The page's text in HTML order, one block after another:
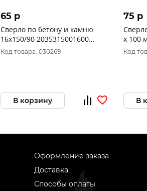
65 p
Сверло по бетону и камню
16х150/90 2035315001600
ИНТЕРСКОЛ
Код товара: 030269
В корзину
75 p
х 100
Код
В
Оформление заказа
Доставка
Способы оплаты